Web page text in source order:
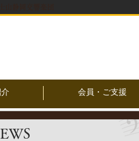
会員・ご支援